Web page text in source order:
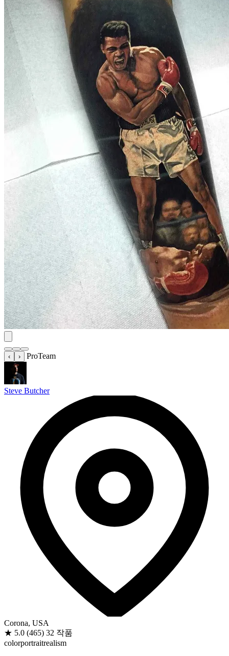
‹ › ProTeam
Steve Butcher
Corona, USA
★ 5.0 (465) 32 작품
colorportraitrealism